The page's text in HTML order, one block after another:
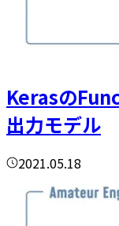
Kerasの
出力モデル
2021.05.18